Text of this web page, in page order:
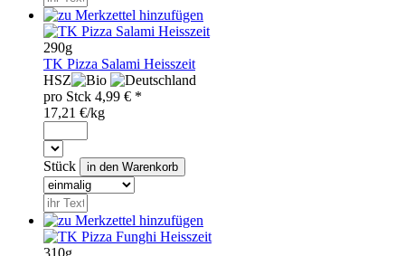
290g
TK Pizza Salami Heisszeit
HSZ
pro Stck 4,99 € *
17,21 €/kg
Stück
310g